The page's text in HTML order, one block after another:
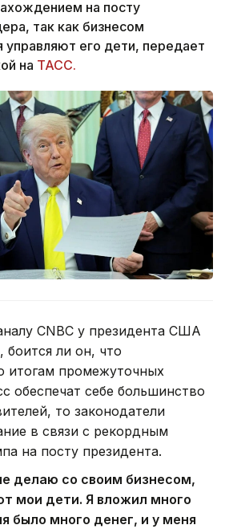
на посту
так как бизнесом
его дети, передает
на ТАСС.
CNBC у президента США
боится ли он, что
итогам промежуточных
обеспечат себе большинство
то законодатели
в связи с рекордным
на посту президента.
делаю со своим бизнесом,
мои дети. Я вложил много
было много денег, и у меня